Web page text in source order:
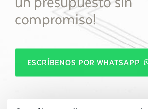
compromiso!
ESCRÍBENOS POR WHATSAPP